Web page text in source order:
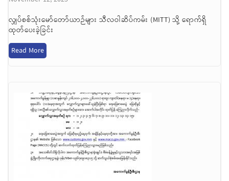
လျှပ်စစ်သုံးမော်တော်ယာဉ်များ သီလဝါဆိပ်ကမ်း (MITT) သို့ ရောက်ရှိ
ထုတ်ပေးခဲ့ခြင်း
Read More